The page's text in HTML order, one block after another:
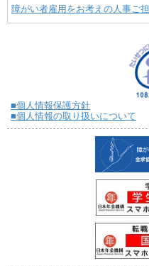
障がい者雇用をお考えの人事ご
■個人情報保護方針
■個人情報の取り扱いについて